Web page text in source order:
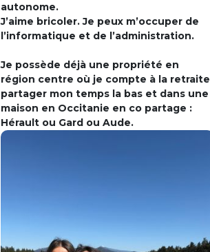
autonome.
J’aime bricoler. Je peux m’occuper de
l’informatique et de l’administration.
Je possède déjà une propriété en
région centre où je compte à la retraite
partager mon temps la bas et dans une
maison en Occitanie en co partage :
Hérault ou Gard ou Aude.